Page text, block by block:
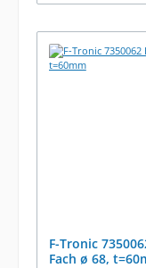
F-Tronic
Fach ø 68,